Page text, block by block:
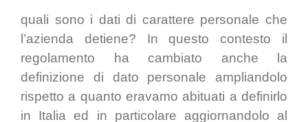
quali sono i dati di carattere personale che
l’azienda detiene? In questo contesto il
regolamento ha cambiato anche la
definizione di dato personale ampliandolo
rispetto a quanto eravamo abituati a definirlo
in Italia ed in particolare aggiornandolo al